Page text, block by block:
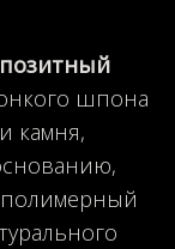
шпона
камня,